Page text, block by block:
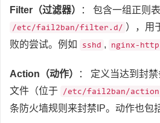
Filter（过滤器） ： 包含一组正则
/etc/fail2ban/filter.d/ ），用
败的尝试。例如
sshd , nginx-
Action（动作）
： 定义当达到封
文件（位于 /etc/fail2ban/
条防火墙规则来封禁IP。动作也包